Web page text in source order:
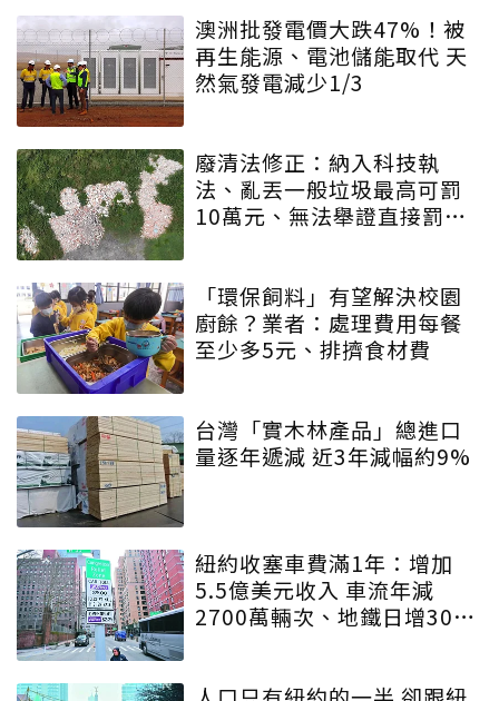
澳洲批發電價大跌47%！被
再生能源、電池儲能取代 天
然氣發電減少1/3
廢清法修正：納入科技執
法、亂丟一般垃圾最高可罰
10萬元、無法舉證直接罰車
「環保飼料」有望解決校園
廚餘？業者：處理費用每餐
至少多5元、排擠食材費
台灣「實木林產品」總進口
量逐年遞減 近3年減幅約9%
紐約收塞車費滿1年：增加
5.5億美元收入 車流年減
2700萬輛次、地鐵日增30萬